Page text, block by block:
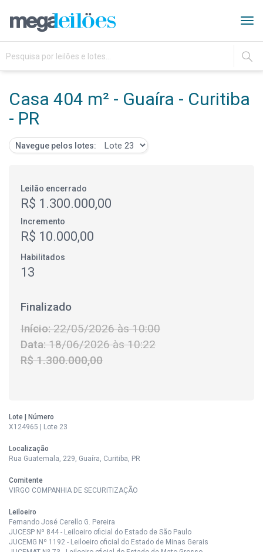
IR
Casa 404 m² - Guaíra - Curitiba
- PR
Navegue pelos lotes:
Leilão encerrado
R$ 1.300.000,00
Incremento
R$ 10.000,00
Habilitados
13
Finalizado
Início:22/05/2026 às 10:00
Data:18/06/2026 às 10:22
R$ 1.300.000,00
Lote | Número
X124965 | Lote 23
Localização
Rua Guatemala, 229, Guaíra, Curitiba, PR
Comitente
VIRGO COMPANHIA DE SECURITIZAÇÃO
Leiloeiro
Fernando José Cerello G. Pereira
JUCESP Nº 844 - Leiloeiro oficial do Estado de São Paulo
JUCEMG Nº 1192 - Leiloeiro oficial do Estado de Minas Gerais